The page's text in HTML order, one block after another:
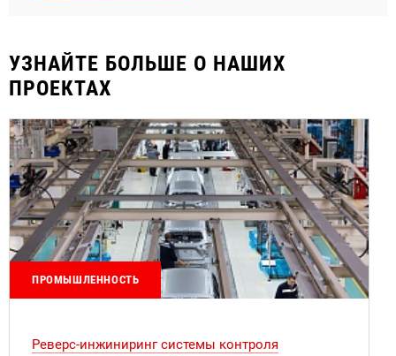
УЗНАЙТЕ БОЛЬШЕ О НАШИХ
ПРОЕКТАХ
ПРОМЫШЛЕННОСТЬ
Реверс-инжиниринг системы контроля